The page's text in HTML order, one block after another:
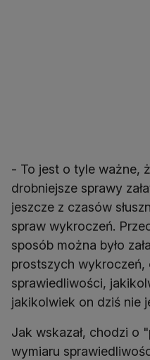
- To jest o tyle ważne,
drobniejsze sprawy
jeszcze z czasów
spraw wykroczeń.
sposób można było
prostszych wykroczeń,
sprawiedliwości,
jakikolwiek on dziś nie
Jak wskazał, chodzi o
wymiaru